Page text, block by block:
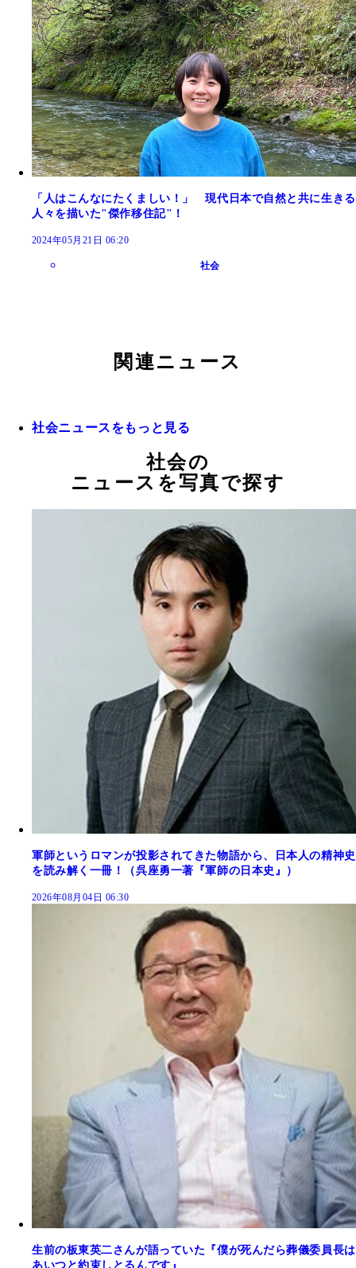
「人はこんなにたくましい！」 現代日本で自然と共に生きる
人々を描いた"傑作移住記"！
2024年05月21日 06:20
社会
関連ニュース
社会ニュースをもっと見る
社会の
ニュースを写真で探す
軍師というロマンが投影されてきた物語から、日本人の精神史
を読み解く一冊！（呉座勇一著『軍師の日本史』）
2026年08月04日 06:30
生前の板東英二さんが語っていた『僕が死んだら葬儀委員長は
あいつと約束しとるんです』